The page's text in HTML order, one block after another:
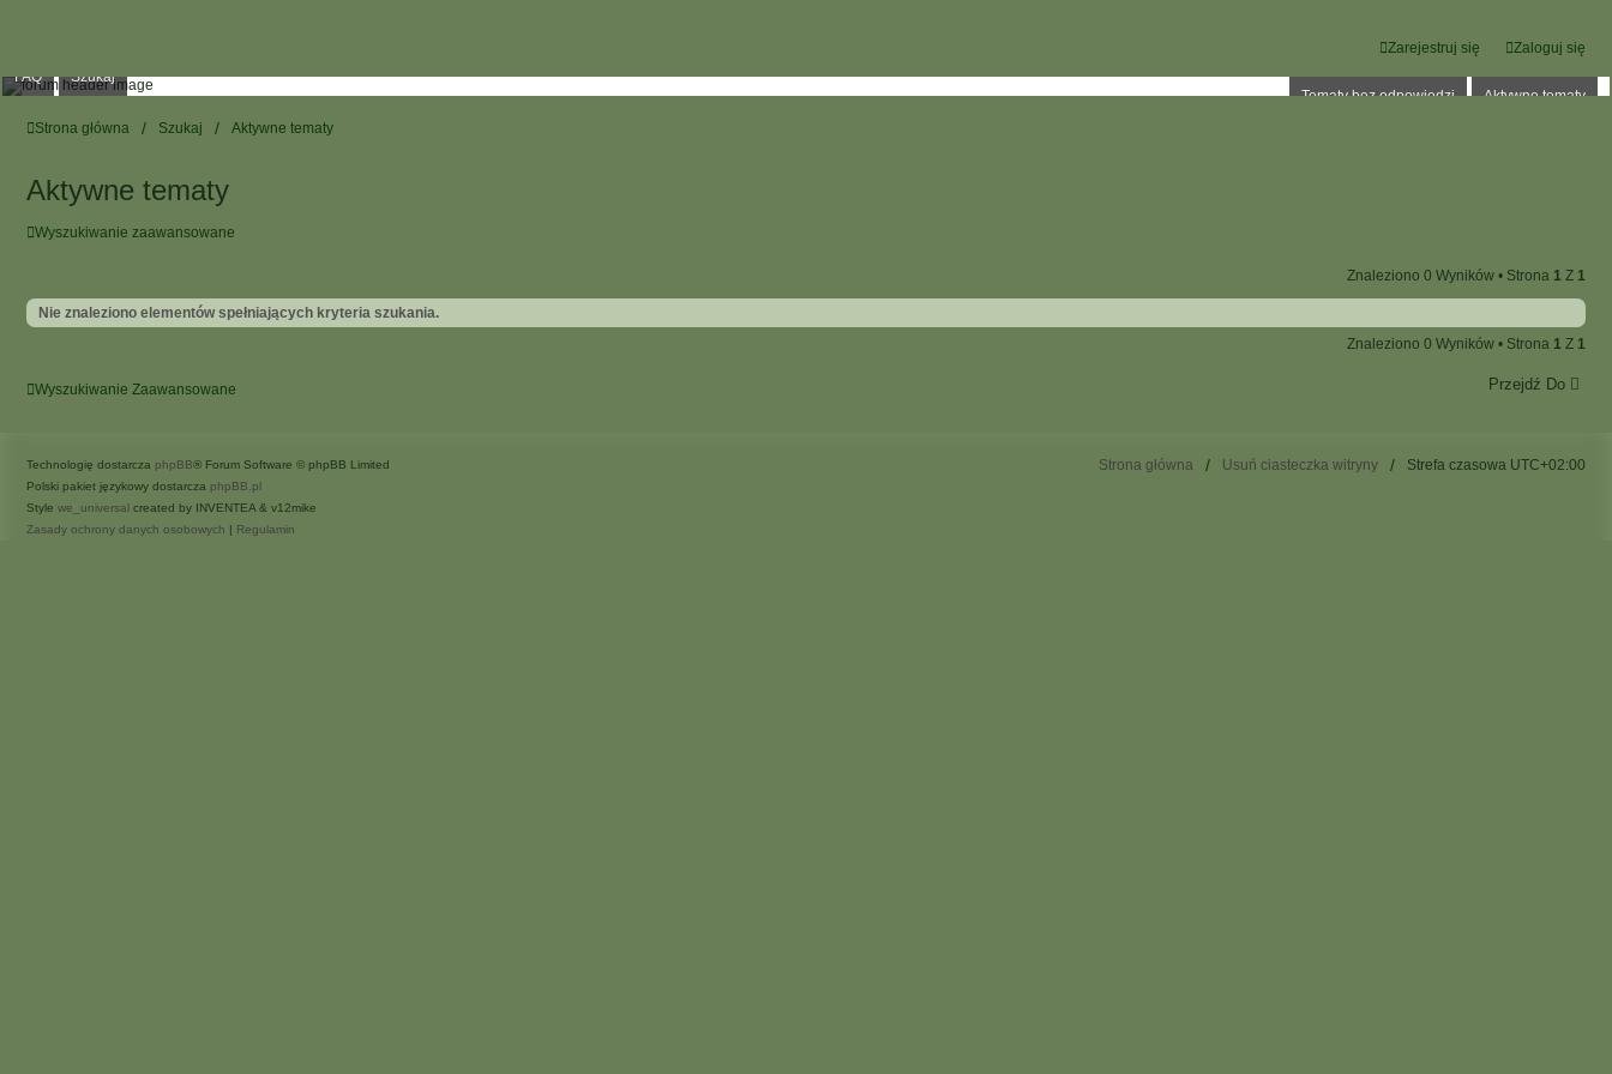
Zaloguj się
Zarejestruj się
Tematy bez odpowiedzi Aktywne tematy
FAQ Szukaj
Strona główna Szukaj Aktywne tematy
Aktywne tematy
Wyszukiwanie zaawansowane
Znaleziono 0 Wyników • Strona 1 Z 1
Nie znaleziono elementów spełniających kryteria szukania.
Znaleziono 0 Wyników • Strona 1 Z 1
Wyszukiwanie Zaawansowane Przejdź Do
Strona główna Usuń ciasteczka witryny Strefa czasowa UTC+02:00
Technologię dostarcza phpBB® Forum Software © phpBB Limited
Polski pakiet językowy dostarcza phpBB.pl
Style we_universal created by INVENTEA & v12mike
Zasady ochrony danych osobowych | Regulamin